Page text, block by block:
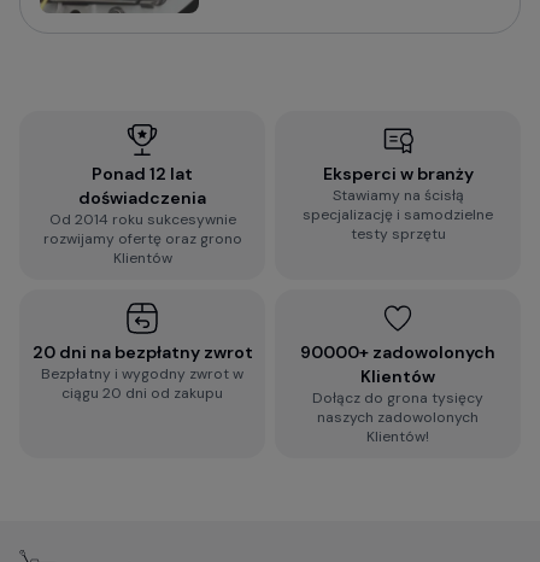
Ponad 12 lat
doświadczenia
Od 2014 roku sukcesywnie
rozwijamy ofertę oraz grono
Klientów
Eksperci w branży
Stawiamy na ścisłą
specjalizację i samodzielne
testy sprzętu
20 dni na bezpłatny zwrot
Bezpłatny i wygodny zwrot w
ciągu 20 dni od zakupu
90000+ zadowolonych
Klientów
Dołącz do grona tysięcy
naszych zadowolonych
Klientów!